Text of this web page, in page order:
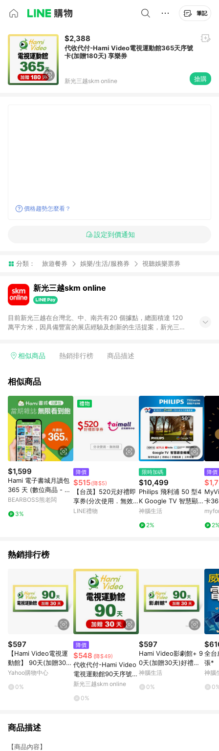
筆記
$2,388
代收代付-Hami Video電視運動館365天序號
卡(加贈180天) 享樂券
新光三越skm online 搶購
價格趨勢怎麼看？
設定到價通知
分類： 旅遊餐券 娛樂/生活/服務券 視聽娛樂票券
新光三越skm online
目前新光三越在台灣北、中、南共有20 個據點，總面積達 120
萬平方米，因具備豐富的展店經驗及創新的生活提案，新光三越
理念不斷向前邁進，並善盡企業社會責任，為人們帶來更愉悅美
相似商品 熱銷排行榜 商品描述
相似商品
$1,599
Hami 電子書城月讀包
365 天 (數位商品 - e
mail 兌換序號)
BEARBOSS熊老闆
3%
降價
$515(降$5)
【台茂】520元好禮即
享券(分次使用．無效
期)
LINE禮物
限時加碼
$10,499
Philips 飛利浦 50 型4
K Google TV 智慧顯示
器 50PUH7100 (不含
神腦生活
2%
降價
卡
月只
熱銷排行榜
$597
【Hami Video電視運
動館】 90天(加贈30
天)好禮即享券
Yahoo購物中心
0%
降價
$548 (降$49)
代收代付-Hami Video
電視運動館90天序號卡
(加贈30天) 享樂券
新光三越skm online
0%
$597
Hami Video影劇館+ 9
0天(加贈30天)好禮即
享券
神腦生活
0%
全台
張*
神腦
商品描述
【商品內容】